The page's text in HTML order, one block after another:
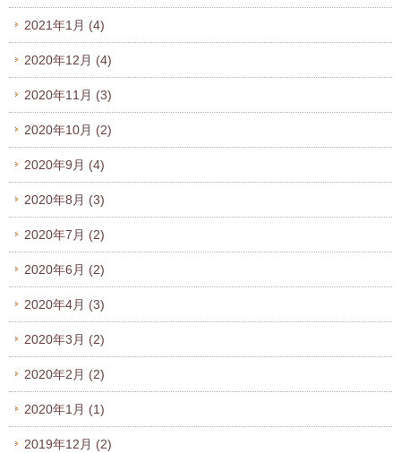
2021年1月 (4)
2020年12月 (4)
2020年11月 (3)
2020年10月 (2)
2020年9月 (4)
2020年8月 (3)
2020年7月 (2)
2020年6月 (2)
2020年4月 (3)
2020年3月 (2)
2020年2月 (2)
2020年1月 (1)
2019年12月 (2)